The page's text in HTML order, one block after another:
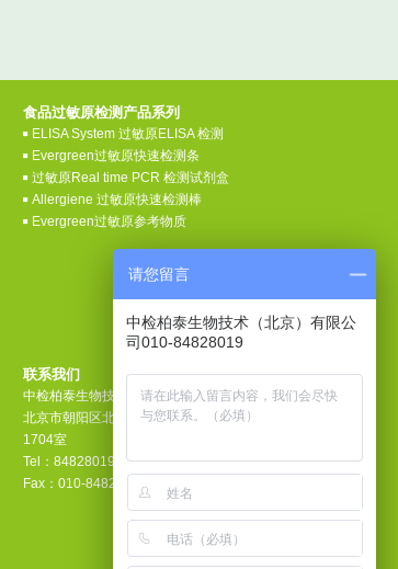
食品过敏原检测产品系列
ELISA System 过敏原ELISA 检测
Evergreen过敏原快速检测条
过敏原Real time PCR 检测试剂盒
Allergiene 过敏原快速检测棒
Evergreen过敏原参考物质
联系我们
中检柏泰生物技术（北京）有限公司
北京市朝阳区北苑路32号院安全大厦
1704室
Tel：84828019
Fax：010-8482 7868
请您留言
中检柏泰生物技术（北京）有限公
司010-84828019